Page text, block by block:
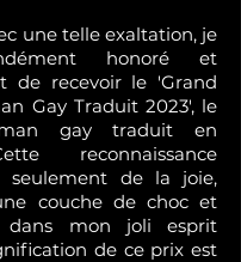
une telle exaltation, je
honoré et
de recevoir le 'Grand
Gay Traduit 2023', le
gay traduit en
reconnaissance
seulement de la joie,
couche de choc et
dans mon joli esprit
de ce prix est